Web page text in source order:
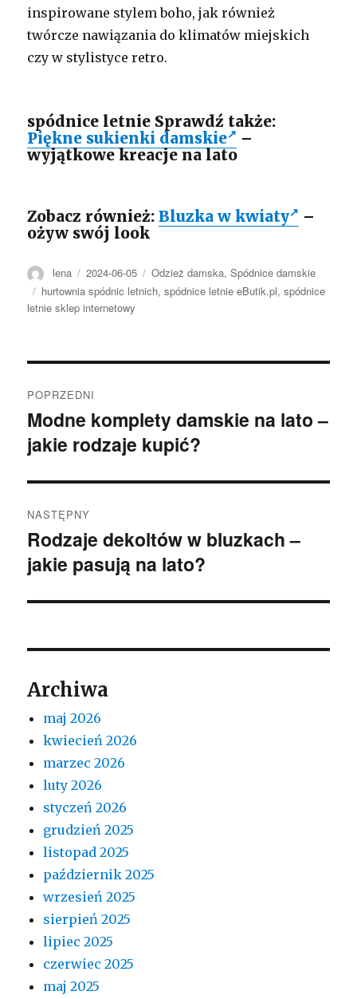
inspirowane stylem boho, jak również
twórcze nawiązania do klimatów miejskich
czy w stylistyce retro.
spódnice letnie Sprawdź także:
Piękne sukienki damskie
–
wyjątkowe kreacje na lato
Zobacz również:Bluzka w kwiaty
–
ożyw swój look
Autor
lena Opublikowano
2024-06-05 Kategorie
Odzież damska,Spódnice damskie
Tagi
hurtownia spódnic letnich,spódnice letnie eButik.pl,spódnice
letnie sklep internetowy
wpisu
POPRZEDNI
Poprzedni
wpis:
Modne komplety damskie na lato –
jakie rodzaje kupić?
NASTĘPNY
Następny
wpis:
Rodzaje dekoltów w bluzkach –
jakie pasują na lato?
Archiwa
maj 2026
kwiecień 2026
marzec 2026
luty 2026
styczeń 2026
grudzień 2025
listopad 2025
październik 2025
wrzesień 2025
sierpień 2025
lipiec 2025
czerwiec 2025
maj 2025